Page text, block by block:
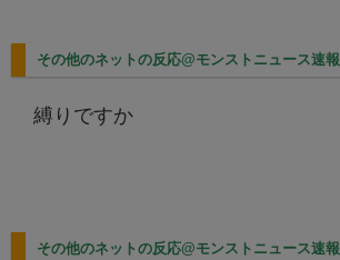
その他のネットの反応@モンストニュース速報
縛りですか
その他のネットの反応@モンストニュース速報